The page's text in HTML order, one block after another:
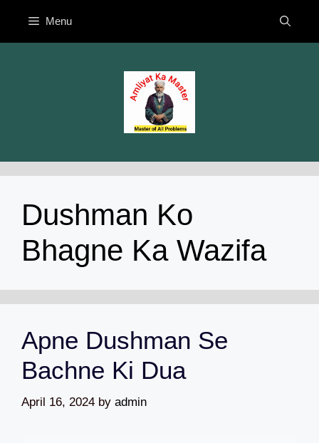
content
Menu
Dushman Ko
Bhagne Ka Wazifa
Apne Dushman Se
Bachne Ki Dua
April 16, 2024 by admin